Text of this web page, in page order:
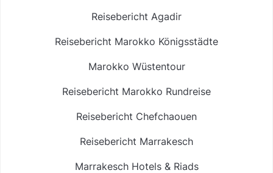
Reisebericht Agadir
Reisebericht Marokko Königsstädte
Marokko Wüstentour
Reisebericht Marokko Rundreise
Reisebericht Chefchaouen
Reisebericht Marrakesch
Marrakesch Hotels & Riads